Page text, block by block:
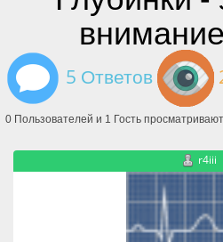
5 Ответов
0 Пользователей и 1 Гость
r4iii